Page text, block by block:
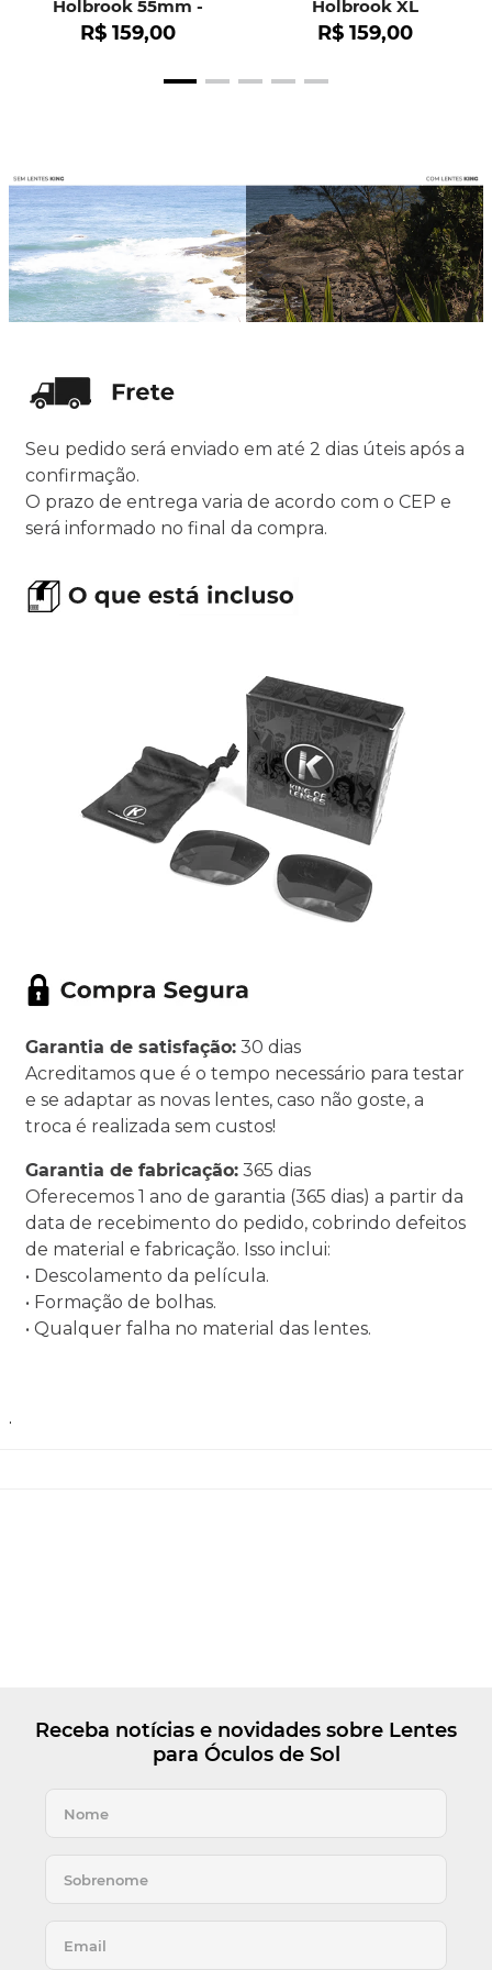
Holbrook 55mm -
OO9102
R$ 159,00
Holbrook XL
R$ 159,00
Seu pedido será enviado em até 2 dias úteis após a
confirmação.
O prazo de entrega varia de acordo com o CEP e
será informado no final da compra.
Garantia de satisfação: 30 dias
Acreditamos que é o tempo necessário para testar
e se adaptar as novas lentes, caso não goste, a
troca é realizada sem custos!
Garantia de fabricação: 365 dias
Oferecemos 1 ano de garantia (365 dias) a partir da
data de recebimento do pedido, cobrindo defeitos
de material e fabricação. Isso inclui:
• Descolamento da película.
• Formação de bolhas.
• Qualquer falha no material das lentes.
.
Receba notícias e novidades sobre Lentes
para Óculos de Sol